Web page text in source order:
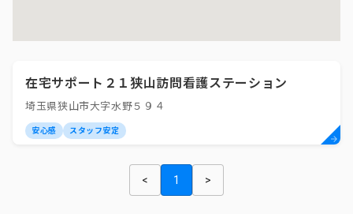
在宅サポート２１狭山訪問看護ステーション
埼玉県狭山市大字水野５９４
安心感 スタッフ安定
< 1 >